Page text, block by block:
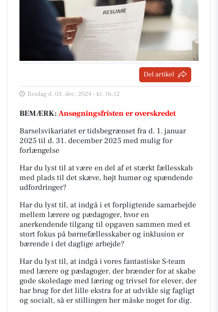
Del artikel
Tirsdag d. 03. dec. 2024 - kl. 16:12
BEMÆRK: Ansøgningsfristen er overskredet
Barselsvikariatet er tidsbegrænset fra d. 1. januar
2025 til d. 31. december 2025 med mulig for
forlængelse
Har du lyst til at være en del af et stærkt fællesskab
med plads til det skæve, højt humør og spændende
udfordringer?
Har du lyst til, at indgå i et forpligtende samarbejde
mellem lærere og pædagoger, hvor en
anerkendende tilgang til opgaven sammen med et
stort fokus på børnefællesskaber og inklusion er
bærende i det daglige arbejde?
Har du lyst til, at indgå i vores fantastiske S-team
med lærere og pædagoger, der brænder for at skabe
gode skoledage med læring og trivsel for elever, der
har brug for det lille ekstra for at udvikle sig fagligt
og socialt, så er stillingen her måske noget for dig.